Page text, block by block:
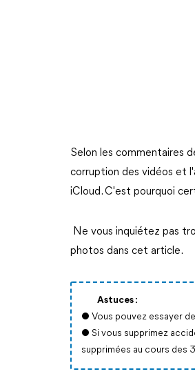
Selon les commentaires
corruption des vidéos et
iCloud. C'est pourquoi
Ne vous inquiétez pas
photos dans cet article.
Astuces :
● Vous pouvez essayer
● Si vous supprimez
supprimées au cours des